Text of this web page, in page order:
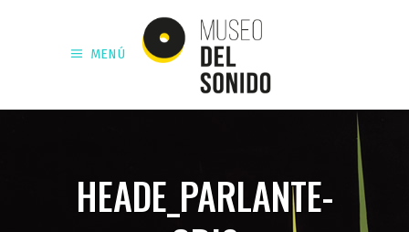
MENÚ
HEADE_PARLANTE-